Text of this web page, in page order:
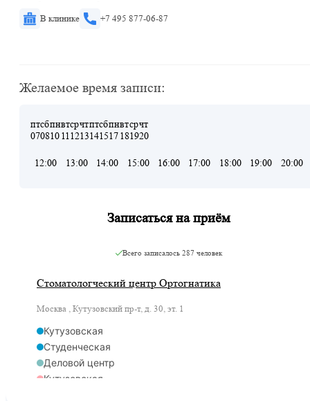
В клинике +7 495 877-06-87
Желаемое время записи:
пт
07
сб
08
пн
10
вт
11
ср
12
чт
13
пт
14
сб
15
пн
17
вт
18
ср
19
чт
20
12:00 13:00 14:00 15:00 16:00 17:00 18:00 19:00 20:00
Записаться на приём
Всего записалось 287 человек
Стоматологческий центр Ортогнатика
Москва , Кутузовский пр-т, д. 30, эт. 1
Кутузовская
Студенческая
Деловой центр
Кутузовская